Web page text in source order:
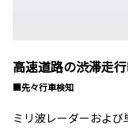
高速道路の渋滞走
■先々行車検知
ミリ波レーダーおよ